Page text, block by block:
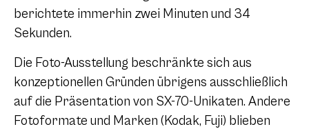
berichtete immerhin zwei Minuten und 34
Sekunden.
Die Foto-Ausstellung beschränkte sich aus
konzeptionellen Gründen übrigens ausschließlich
auf die Präsentation von SX-70-Unikaten. Andere
Fotoformate und Marken (Kodak, Fuji) blieben